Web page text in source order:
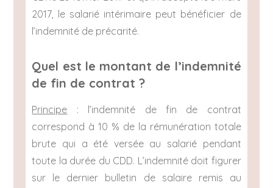
2017, le salarié intérimaire peut bénéficier de
l’indemnité de précarité.
Quel est le montant de l’indemnité
de fin de contrat ?
Principe : l’indemnité de fin de contrat
correspond à 10 % de la rémunération totale
brute qui a été versée au salarié pendant
toute la durée du CDD. L’indemnité doit figurer
sur le dernier bulletin de salaire remis au